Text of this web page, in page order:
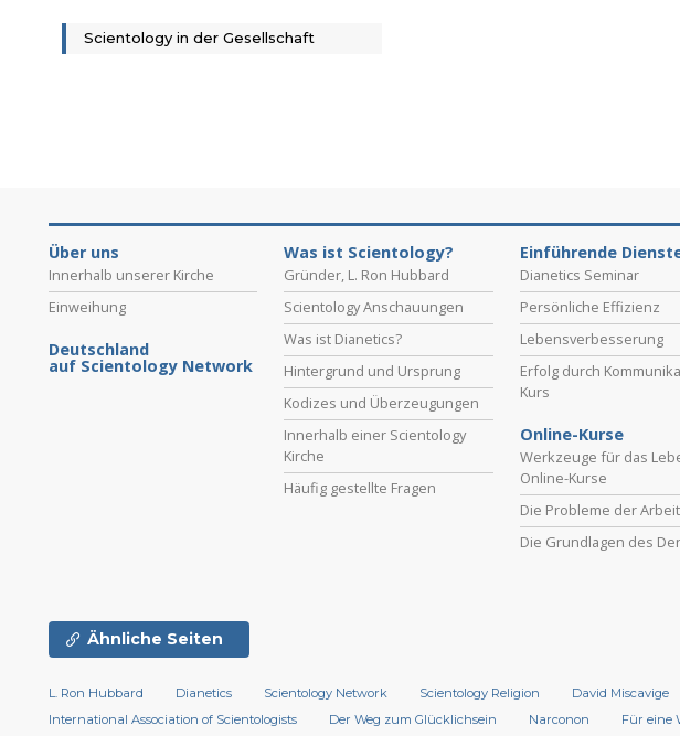
Scientology in der Gesellschaft
Über uns
Innerhalb unserer Kirche
Einweihung
Deutschland
auf Scientology Network
Was ist Scientology?
Gründer, L. Ron Hubbard
Scientology Anschauungen
Was ist Dianetics?
Hintergrund und Ursprung
Kodizes und Überzeugungen
Innerhalb einer Scientology
Kirche
Häufig gestellte Fragen
Einführende
Dianetics Seminar
Persönliche Effizienz
Lebensverbesserung
Erfolg durch
Kurs
Online-Kurse
Werkzeuge für das
Online-Kurse
Die Probleme der Arbeit
Die Grundlagen des
Ähnliche Seiten
L. Ron Hubbard Dianetics Scientology Network Scientology Religion David Miscavige
International Association of Scientologists
Der Weg zum Glücklichsein Narconon Für eine